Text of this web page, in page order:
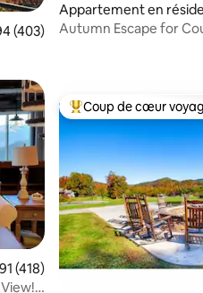
: 4,91 sur 5
moyenne sur la base de
(403)
Appartement en
Sevierville
Autumn Escape for
appréciés
moyenne sur la base de
(418)
Coups de cœur
Coup de cœur